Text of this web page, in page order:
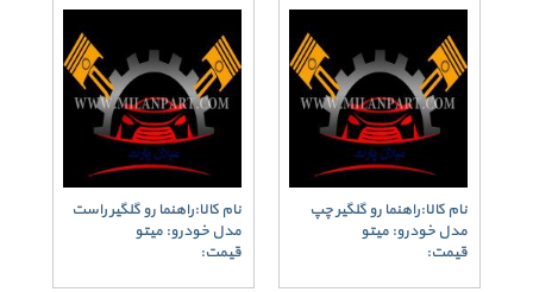
نام کالا:راهنما رو گلگیر چپ
مدل خودرو: میتو
قیمت:
نام کالا:راهنما رو گلگیر راست
مدل خودرو: میتو
قیمت: